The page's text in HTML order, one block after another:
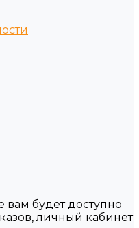
вам будет доступно
личный кабинет